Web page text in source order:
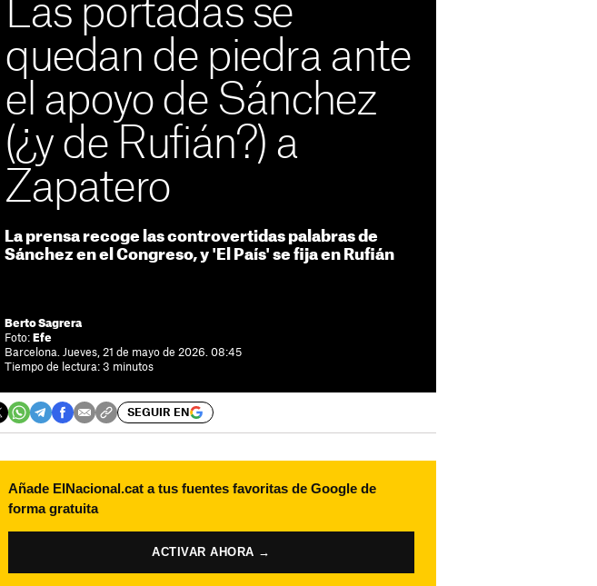
Las portadas se
quedan de piedra ante
el apoyo de Sánchez
(¿y de Rufián?) a
Zapatero
La prensa recoge las controvertidas palabras de
Sánchez en el Congreso, y 'El País' se fija en Rufián
Berto Sagrera
Foto: Efe
Barcelona. Jueves, 21 de mayo de 2026. 08:45
Tiempo de lectura: 3 minutos
SEGUIR EN
Añade ElNacional.cat a tus fuentes favoritas de Google de
forma gratuita
ACTIVAR AHORA →